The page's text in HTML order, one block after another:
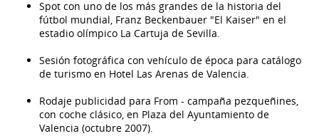
Spot con uno de los más grandes de la historia del
fútbol mundial, Franz Beckenbauer "El Kaiser" en el
estadio olímpico La Cartuja de Sevilla.
Sesión fotográfica con vehículo de época para catálogo
de turismo en Hotel Las Arenas de Valencia.
Rodaje publicidad para From - campaña pezqueñines,
con coche clásico, en Plaza del Ayuntamiento de
Valencia (octubre 2007).